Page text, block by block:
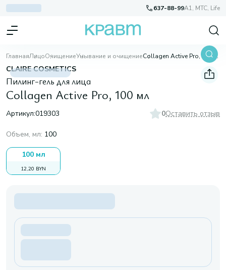
637-88-99A1, МТС, Life
ГлавнаяЛицоОчищениеУмывание и очищение Collagen Active Pro, 100 мл
CLAIRE COSMETICS
Пилинг-гель для лица
Collagen Active Pro, 100 мл
Артикул:019303 0Оставить отзыв
Объем, мл: 100
100 мл
12,20 BYN